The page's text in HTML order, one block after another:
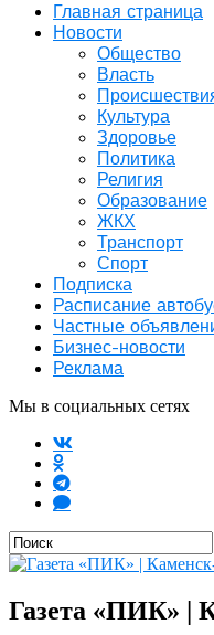
Главная страница
Новости
Общество
Власть
Культура
Здоровье
Политика
Религия
Образование
ЖКХ
Транспорт
Спорт
Подписка
Расписание
Частные
Бизнес-новости
Реклама
Мы в социальных сетях
Газета «ПИК» |